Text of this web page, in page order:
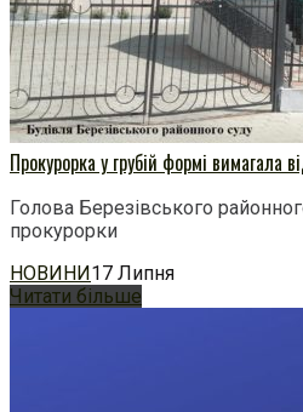
Прокурорка у грубій формі вимагала
Голова Березівського
прокурорки
НОВИНИ 17 Липня
Читати більше